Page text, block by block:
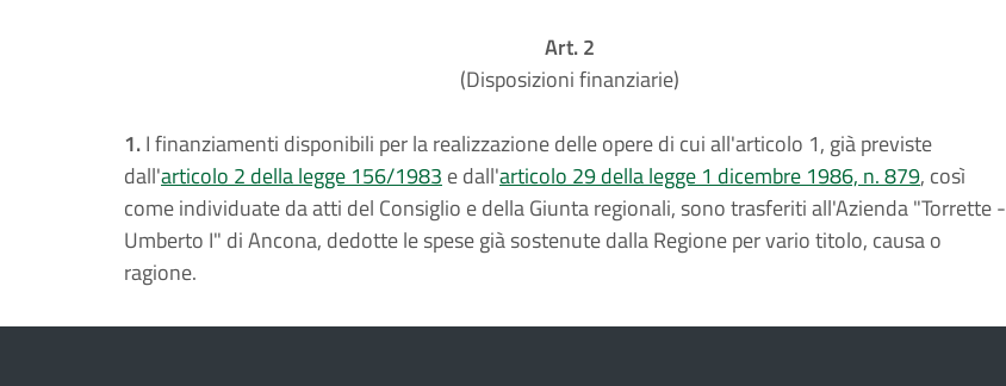
Art. 2
(Disposizioni finanziarie)
1.I finanziamenti disponibili per la realizzazione delle opere di cui all'articolo 1, già previste
dall'articolo 2 della legge 156/1983 e dall'articolo 29 della legge 1 dicembre 1986, n. 879, così
come individuate da atti del Consiglio e della Giunta regionali, sono trasferiti all'Azienda "Torrette -
Umberto I" di Ancona, dedotte le spese già sostenute dalla Regione per vario titolo, causa o
ragione.